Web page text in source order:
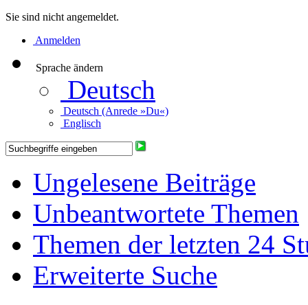
Sie sind nicht angemeldet.
Anmelden
Sprache ändern
Deutsch
Deutsch (Anrede »Du«)
Englisch
Ungelesene Beiträge
Unbeantwortete Themen
Themen der letzten 24
Erweiterte Suche